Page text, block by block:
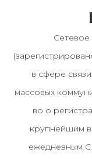
в сфере
массовых
во о
крупнейшим
ежедневным